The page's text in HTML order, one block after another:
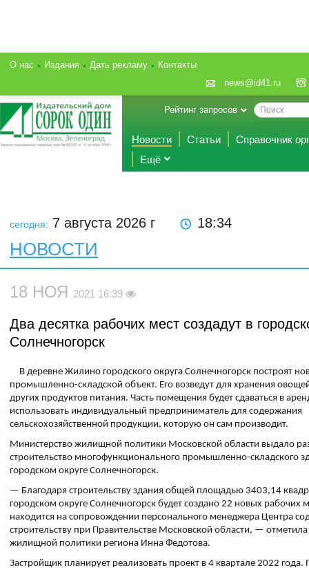
О нас Издания Дать рекламу
Контакты
news@id41.ru
Рейтинг запросов
Новости Статьи
Справочник
Ещё
сегодня: 7 августа 2026 г 18:34
НОВОСТИ
18 НОЯ 2021 16:39
Два десятка рабочих мест создадут в
Солнечногорск
В деревне Жилино городского округа Солнечногорск построят
промышленно-складской объект. Его возведут для хранения
других продуктов питания. Часть помещения будет сдаваться в
использовать индивидуальный предприниматель для содержания
сельскохозяйственной продукции, которую он сам производит.
Министерство жилищной политики Московской области выдало
строительство многофункционального промышленно-складского
городском округе Солнечногорск.
— Благодаря строительству здания общей площадью 3403,14
городском округе Солнечногорск будет создано 22 новых рабочих
находится на сопровождении персонального менеджера Центра
строительству при Правительстве Московской области, —
жилищной политики региона Инна Федотова.
Застройщик планирует реализовать проект в 4 квартале 2022